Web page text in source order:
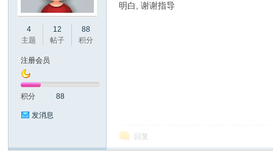
4
主题
12
帖子
88
积分
注册会员
积分 88
发消息
明白, 谢谢指导
回复